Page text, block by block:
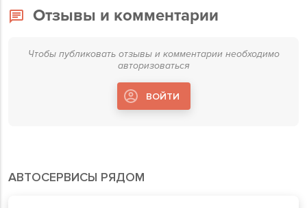
АВТОСЕРВИСЫ РЯДОМ
Отзывы и комментарии
Чтобы публиковать отзывы и комментарии необходимо
авторизоваться
ВОЙТИ